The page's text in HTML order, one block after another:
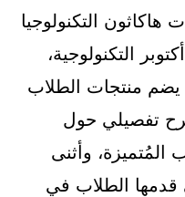
هاكاثون التكنولوجيا
الأول الذي نظمته جامعة 6 أكتوبر التكنولوجية،
يضم منتجات الطلاب
تفصيلي حول
المُتميزة، وأثنى
قدمها الطلاب في